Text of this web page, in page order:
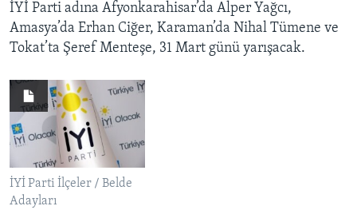
İYİ Parti adına Afyonkarahisar’da Alper Yağcı,
Amasya’da Erhan Ciğer, Karaman’da Nihal Tümene ve
Tokat’ta Şeref Menteşe, 31 Mart günü yarışacak.
İYİ Parti İlçeler / Belde
Adayları